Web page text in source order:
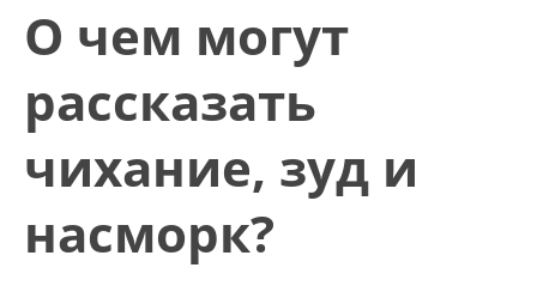
О чем могут
рассказать
чихание, зуд и
насморк?